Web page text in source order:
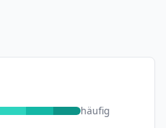
häufig